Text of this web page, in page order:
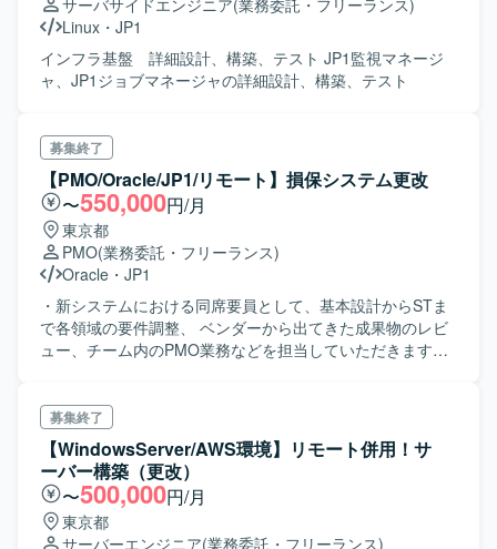
サーバサイドエンジニア(業務委託・フリーランス)
Linux ・ JP1
インフラ基盤 詳細設計、構築、テスト JP1監視マネージ
ャ、JP1ジョブマネージャの詳細設計、構築、テスト
募集終了
【PMO/Oracle/JP1/リモート】損保システム更改
〜550,000円/月
東京都
PMO(業務委託・フリーランス)
Oracle ・ JP1
・新システムにおける同席要員として、基本設計からSTま
で各領域の要件調整、 ベンダーから出てきた成果物のレビ
ュー、チーム内のPMO業務などを担当していただきます。
募集終了
【WindowsServer/AWS環境】リモート併用！サ
ーバー構築（更改）
〜500,000円/月
東京都
サーバーエンジニア(業務委託・フリーランス)